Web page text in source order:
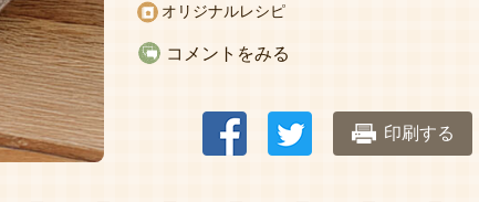
オリジナルレシピ
コメントをみる
印刷する